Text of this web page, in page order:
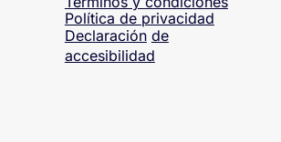
Política de privacidad
Declaración de
accesibilidad